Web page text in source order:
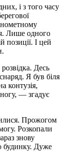
і з того часу
Лише одного
позиції. І цей
Десь
Я був біля
контузія,
— згадує
Прожогом
Розкопали
знову
будинку. Дуже